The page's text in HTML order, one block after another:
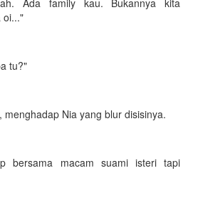
oi..."
tu?"
menghadap Nia yang blur disisinya.
bersama macam suami isteri tapi